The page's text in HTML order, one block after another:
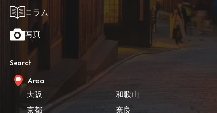
コラム
写真
Search
Area
大阪
京都
和歌山
奈良